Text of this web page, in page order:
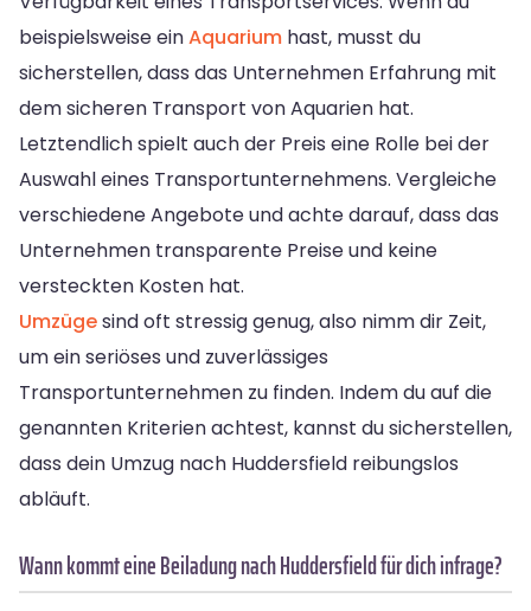
beispielsweise einAquarium hast, musst du
sicherstellen, dass das Unternehmen Erfahrung mit
dem sicheren Transport von Aquarien hat.
Letztendlich spielt auch der Preis eine Rolle bei der
Auswahl eines Transportunternehmens. Vergleiche
verschiedene Angebote und achte darauf, dass das
Unternehmen transparente Preise und keine
versteckten Kosten hat.
Umzügesind oft stressig genug, also nimm dir Zeit,
um ein seriöses und zuverlässiges
Transportunternehmen zu finden. Indem du auf die
genannten Kriterien achtest, kannst du sicherstellen,
dass dein Umzug nach Huddersfield reibungslos
abläuft.
Wann kommt eine Beiladung nach Huddersfield für dich infrage?